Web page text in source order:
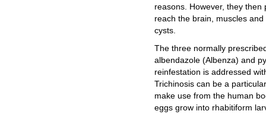
reasons. However, they
reach the brain, muscles
cysts.
The three normally
albendazole (Albenza) and
reinfestation is addressed
Trichinosis can be a
make use from the human
eggs grow into rhabitiform